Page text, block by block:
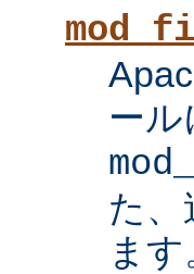
ー
た
ます